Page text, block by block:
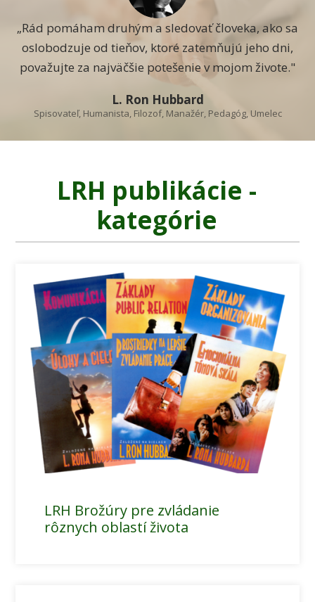
„Rád pomáham druhým a sledovať človeka, ako sa
oslobodzuje od tieňov, ktoré zatemňujú jeho dni,
považujte za najväčšie potešenie v mojom živote."
L. Ron Hubbard
Spisovateľ, Humanista, Filozof, Manažér, Pedagóg, Umelec
LRH publikácie -
kategórie
LRH Brožúry pre zvládanie
rôznych oblastí života